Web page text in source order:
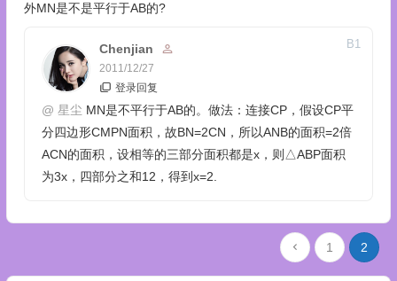
外MN是不是平行于AB的?
Chenjian
2011/12/27
B1
登录回复
@ 星尘 MN是不平行于AB的。做法：连接CP，假设CP平
分四边形CMPN面积，故BN=2CN，所以ANB的面积=2倍
ACN的面积，设相等的三部分面积都是x，则△ABP面积
为3x，四部分之和12，得到x=2.
1 2